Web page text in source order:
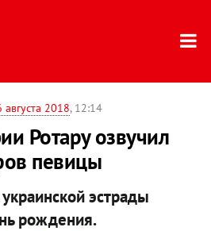
августа 2018, 12:14
Ротару озвучил
певицы
эстрады
рождения.